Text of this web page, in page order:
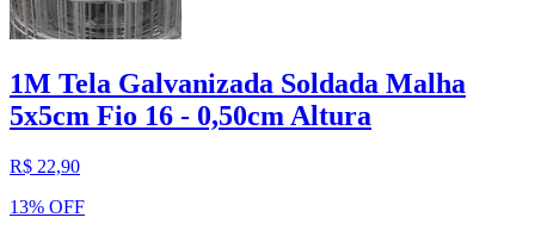
1M Tela Galvanizada Soldada Malha
5x5cm Fio 16 - 0,50cm Altura
R$ 22,90
13% OFF